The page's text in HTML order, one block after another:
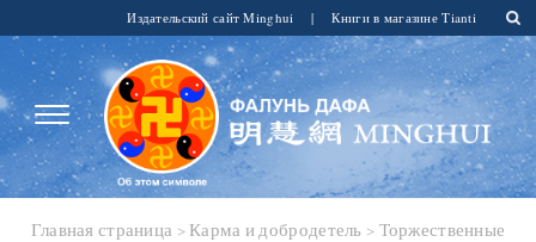
Издательский сайт Minghui | Книги в магазине Tianti
Главная страница > Карма и добродетель > Торжественные